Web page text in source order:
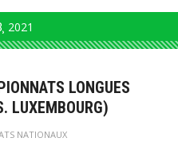
2021
LONGUES
LUXEMBOURG)
NATIONAUX